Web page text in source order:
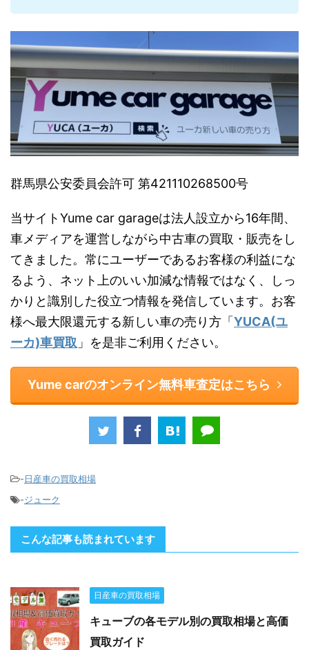
群馬県公安委員会許可 第421110268500号
当サイトYume car garageは法人設立から16年間、
車メディアを運営しながら中古車の買取・販売をし
てきました。常にユーザーであるお客様の利益にな
るよう、ネット上のいい加減な情報ではなく、しっ
かりと識別した役立つ情報を発信しています。お客
様へ最大限還元する新しい車の売り方「 YUCA(ユ
ーカ)車買取 」を是非ご利用ください。
Yume carのオンライン無料車査定はこちら
-日産車の買取相場
-ジューク
こんな記事も読まれています
日産車の買取相場
キューブの各モデル別の買取相場と高価
買取ガイド